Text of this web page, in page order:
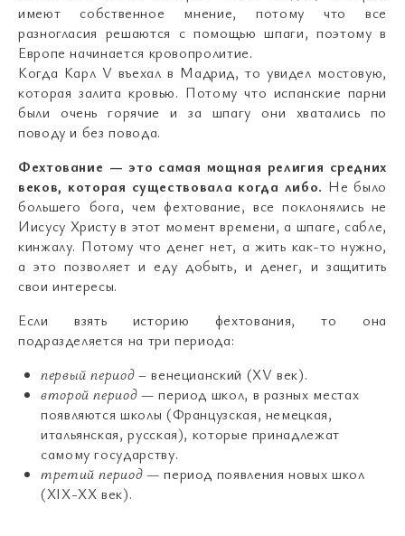
имеют собственное мнение, потому что все
разногласия решаются с помощью шпаги, поэтому в
Европе начинается кровопролитие.
Когда Карл V въехал в Мадрид, то увидел мостовую,
которая залита кровью. Потому что испанские парни
были очень горячие и за шпагу они хватались по
поводу и без повода.
Фехтование — это самая мощная религия средних
веков, которая существовала когда либо. Не было
большего бога, чем фехтование, все поклонялись не
Иисусу Христу в этот момент времени, а шпаге, сабле,
кинжалу. Потому что денег нет, а жить как-то нужно,
а это позволяет и еду добыть, и денег, и защитить
свои интересы.
Если взять историю фехтования, то она
подразделяется на три периода:
первый период– венецианский (XV век).
второй период— период школ, в разных местах
появляются школы (Французская, немецкая,
итальянская, русская), которые принадлежат
самому государству.
третий период— период появления новых школ
(XIX-XX век).